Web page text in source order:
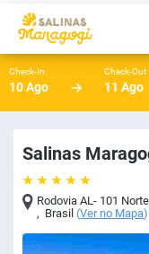
Check-In
10 Ago
Check-Out
11 Ago
Salinas
Rodovia AL- 101
, Brasil (Ver no Mapa)